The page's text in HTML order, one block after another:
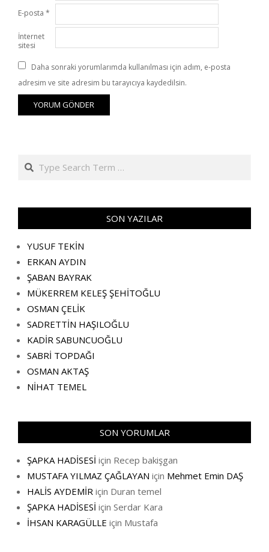
E-posta *
İnternet
sitesi
Daha sonraki yorumlarımda kullanılması için adım, e-posta
adresim ve site adresim bu tarayıcıya kaydedilsin.
Search
SON YAZILAR
YUSUF TEKİN
ERKAN AYDIN
ŞABAN BAYRAK
MÜKERREM KELEŞ ŞEHİTOĞLU
OSMAN ÇELİK
SADRETTİN HAŞILOĞLU
KADİR SABUNCUOĞLU
SABRİ TOPDAĞI
OSMAN AKTAŞ
NİHAT TEMEL
SON YORUMLAR
ŞAPKA HADİSESİ için Recep bakişgan
MUSTAFA YILMAZ ÇAĞLAYAN için Mehmet Emin DAŞ
HALİS AYDEMİR için Duran temel
ŞAPKA HADİSESİ için Serdar Kara
İHSAN KARAGÜLLE için Mustafa